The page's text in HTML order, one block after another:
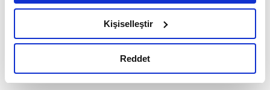
belirleyebilirsiniz. Çerezlere ilişkin detaylı bilgi için
Ayarlar butonuna tıklayabilir,Çerez Bilgilendirme
Metnimizi ziyaret edebilirsiniz.
okumak ve sitemizi ziyaretiniz kapsamında
Kişiselleştir
Reddet